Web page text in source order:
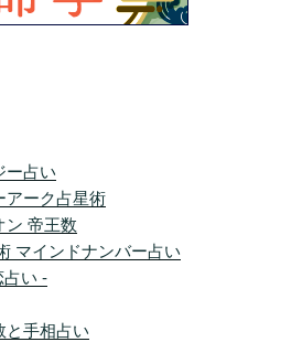
ー占い
ーク占星術
ン 帝王数
マインドナンバー占い
占い -
手相占い